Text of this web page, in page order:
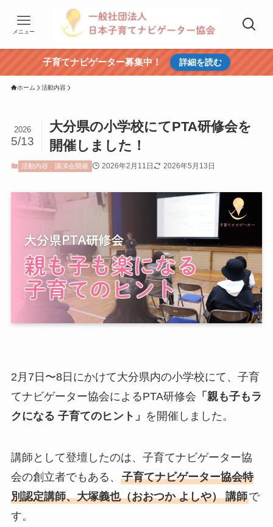
メニュー
子育てナビゲーター募集中！ 詳細を読む
ホーム 活動内容
大分県の小学校にてPTA研修会を
開催しました！
2026
5/13
活動内容 講演会開催 2026年2月11日 2026年5月13日
2月7日〜8日にかけて大分県内の小学校にて、子育
てナビゲーター協会によるPTA研修会 「親も子もラ
クになる 子育てのヒント」 を開催しました。
講師として登壇したのは、子育てナビゲーター協
会の創立者でもある、 子育てナビゲーター協会特
別認定講師、大塚義也（おおつか よしや） 講師で
す。